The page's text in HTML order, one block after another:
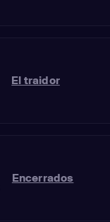
El traidor
Encerrados